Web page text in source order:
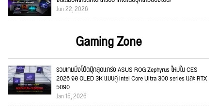
Jun 22, 2026
Gaming Zone
รวมเกมมิ่งโน้ตบุ๊กสุดแกร่ง ASUS ROG Zephyrus ใหม่ใน CES
2026 จอ OLED 3K แบบคู่ Intel Core Ultra 300 series และ RTX
5090
Jan 15, 2026